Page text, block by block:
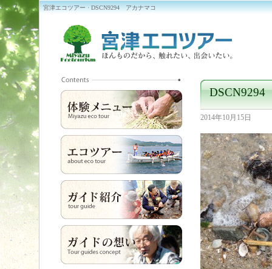
宮津エコツアー · DSCN9294 アカナマコ
2014年10月15日